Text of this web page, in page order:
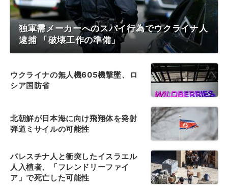
独軍需メーカーへのスパイ行為でウクライナ人
逮捕 「破壊工作の準備」
ウクライナの無人機605機撃墜、ロ
シア国防省
北朝鮮が日本海に向け飛翔体を発射
弾道ミサイルの可能性
パレスチナ人と衝突したイスラエル
人入植者、「フレンドリーファイ
ア」で死亡した可能性